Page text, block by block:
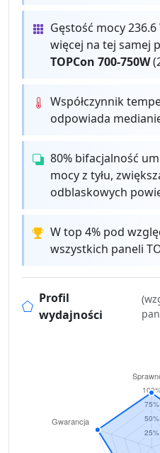
Gęstość mocy
więcej na tej samej
TOPCon 700-750W
Współczynnik
odpowiada
80% bifacjalność
mocy z tyłu,
odblaskowych
W top 4% pod
wszystkich paneli
Profil
wydajności